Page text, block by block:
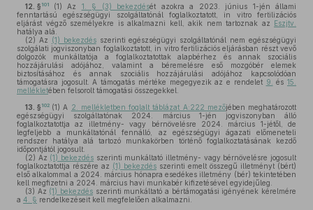
12. § 101 (1) Az 1. § (3) bekezdését azokra a 2023. június 1-jén állami
fenntartású egészségügyi szolgáltatónál foglalkoztatott, in vitro fertilizációs
eljárást végző személyekre is alkalmazni kell, akik nem tartoznak az Eszjtv.
hatálya alá.
(2) Az (1) bekezdésszerinti egészségügyi szolgáltatónál nem egészségügyi
szolgálati jogviszonyban foglalkoztatott, in vitro fertilizációs eljárásban részt vevő
dolgozók munkáltatója a foglalkoztatottak alapbérhez és annak szociális
hozzájárulási adójához, valamint a béremelésre eső mozgóbér elemek
biztosításához és annak szociális hozzájárulási adójához kapcsolódóan
támogatásra jogosult. A támogatás mértéke megegyezik az e rendelet 9. és15.
mellékletében felsorolt támogatási összegekkel.
13. § 102 (1) A 2. mellékletben foglalt táblázat A:222 mezőjében meghatározott
egészségügyi szolgáltatónak 2024. március 1-jén jogviszonyban álló
foglalkoztatottja az illetmény- vagy bérnövelésre 2024. március 1-jétől, de
legfeljebb a munkáltatónál fennálló, az egészségügyi ágazati előmeneteli
rendszer hatálya alá tartozó munkakörben történő foglalkoztatásának kezdő
időpontjától jogosult.
(2) Az (1) bekezdés szerinti munkáltató illetmény- vagy bérnövelésre jogosult
foglalkoztatottja részére az (1) bekezdés szerinti emelt összegű illetményt (bért)
első alkalommal a 2024. március hónapra esedékes illetmény (bér) tekintetében
kell megfizetni a 2024. március havi munkabér kifizetésével egyidejűleg.
(3) Az (1) bekezdés szerinti munkáltató a bértámogatási igényének kérelmére
a 4. § rendelkezéseit kell megfelelően alkalmazni.